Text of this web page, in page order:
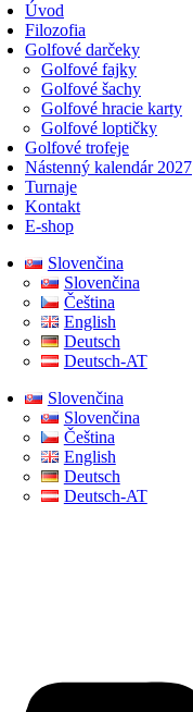
Úvod
Filozofia
Golfové darčeky
Golfové fajky
Golfové šachy
Golfové hracie karty
Golfové loptičky
Golfové trofeje
Nástenný kalendár 2027
Turnaje
Kontakt
E-shop
Slovenčina
Slovenčina
Čeština
English
Deutsch
Deutsch-AT
Slovenčina
Slovenčina
Čeština
English
Deutsch
Deutsch-AT